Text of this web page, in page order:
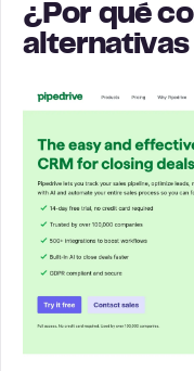
¿Por qué
alternativas